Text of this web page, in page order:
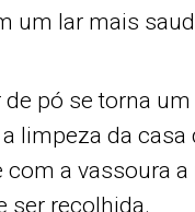
um lar mais
pó se torna
limpeza da casa
a vassoura a
ser recolhida.